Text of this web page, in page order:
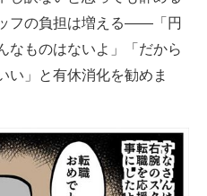
フの負担は増える――「円
なものはないよ」「だから
い」と有休消化を勧めま